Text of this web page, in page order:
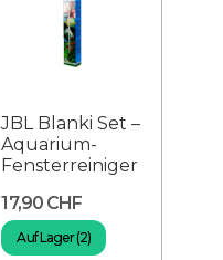
JBL Blanki Set –
Aquarium-
Fensterreiniger
17,90 CHF
Auf Lager (2)